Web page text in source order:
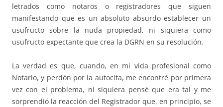
letrados como notaros o registradores que siguen
manifestando que es un absoluto absurdo establecer un
usufructo sobre la nuda propiedad, ni siquiera como
usufructo expectante que crea la DGRN en su resolución.
La verdad es que, cuando, en mi vida profesional como
Notario, y perdón por la autocita, me encontré por primera
vez con el problema, ni siquiera pensé que era tal y me
sorprendió la reacción del Registrador que, en principio, se